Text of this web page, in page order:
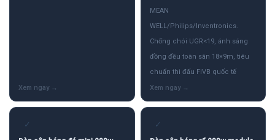
MEAN
WELL/Philips/Inventronics.
Chống chói UGR<19, ánh sáng
đồng đều toàn sân 18×9m, tiêu
chuẩn thi đấu FIVB quốc tế
✓ ✓